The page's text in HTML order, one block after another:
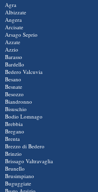
Agra
Albizzate
Angera
Arcisate
Arsago Seprio
Azzate
Azzio
Barasso
Bardello
Bedero Valcuvia
Besano
Besnate
Besozzo
Biandronno
Bisuschio
Bodio Lomnago
Brebbia
Bregano
Brenta
Brezzo di Bedero
Brinzio
Brissago Valtravaglia
Brunello
Brusimpiano
Buguggiate